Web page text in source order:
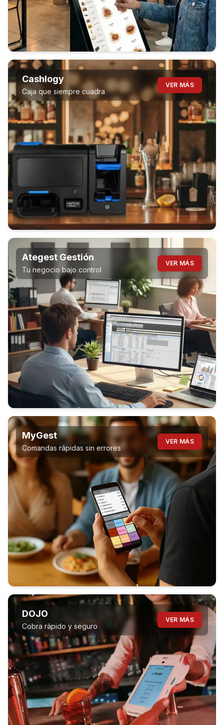
Cashlogy
Caja que siempre cuadra
VER MÁS
Ategest Gestión
Tu negocio bajo control
VER MÁS
MyGest
Comandas rápidas sin errores
VER MÁS
DOJO
Cobra rápido y seguro
VER MÁS